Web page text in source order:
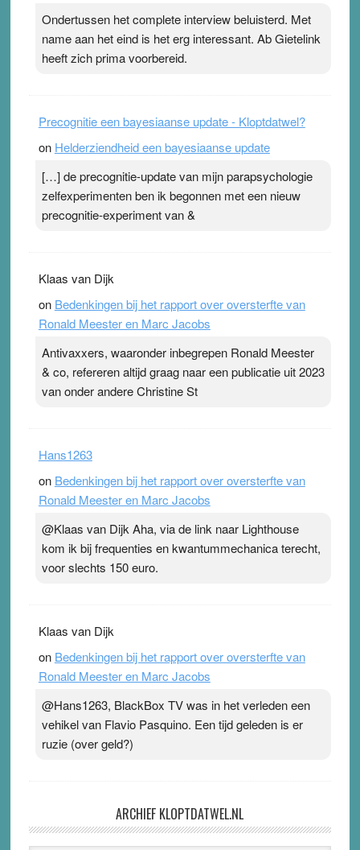
Pleisterplakkers in de topspsort ›[...]
Ondertussen het complete interview beluisterd. Met
name aan het eind is het erg interessant. Ab Gietelink
heeft zich prima voorbereid.
Precognitie een bayesiaanse update - Kloptdatwel?
on Helderziendheid een bayesiaanse update
[…] de precognitie-update van mijn parapsychologie
zelfexperimenten ben ik begonnen met een nieuw
precognitie-experiment van &
Klaas van Dijk
on Bedenkingen bij het rapport over oversterfte van
Ronald Meester en Marc Jacobs
Antivaxxers, waaronder inbegrepen Ronald Meester
& co, refereren altijd graag naar een publicatie uit 2023
van onder andere Christine St
Hans1263
on Bedenkingen bij het rapport over oversterfte van
Ronald Meester en Marc Jacobs
@Klaas van Dijk Aha, via de link naar Lighthouse
kom ik bij frequenties en kwantummechanica terecht,
voor slechts 150 euro.
Klaas van Dijk
on Bedenkingen bij het rapport over oversterfte van
Ronald Meester en Marc Jacobs
@Hans1263, BlackBox TV was in het verleden een
vehikel van Flavio Pasquino. Een tijd geleden is er
ruzie (over geld?)
ARCHIEF KLOPTDATWEL.NL